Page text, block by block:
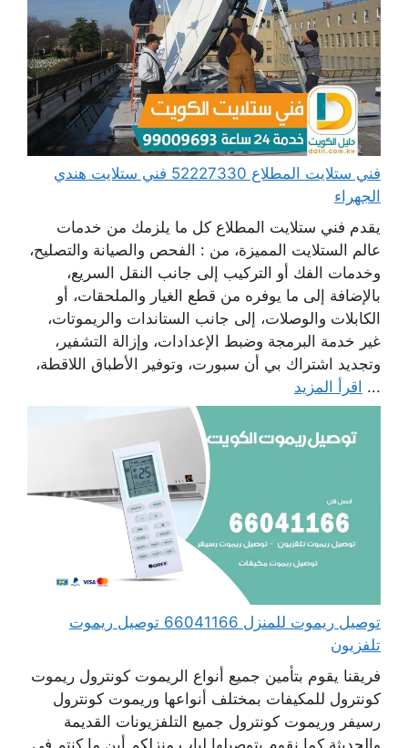
فني ستلايت المطلاع 52227330 فني ستلايت هندي
الجهراء
يقدم فني ستلايت المطلاع كل ما يلزمك من خدمات
عالم الستلايت المميزة، من : الفحص والصيانة والتصليح،
وخدمات الفك أو التركيب إلى جانب النقل السريع،
بالإضافة إلى ما يوفره من قطع الغيار والملحقات، أو
الكابلات والوصلات، إلى جانب الستاندات والريموتات،
غير خدمة البرمجة وضبط الإعدادات، وإزالة التشفير،
وتجديد اشتراك بي أن سبورت، وتوفير الأطباق اللاقطة،
... اقرأ المزيد
توصيل ريموت للمنزل 66041166 توصيل ريموت
تلفزيون
فريقنا يقوم بتأمين جميع أنواع الريموت كونترول ريموت
كونترول للمكيفات بمختلف أنواعها وريموت كونترول
رسيفر وريموت كونترول جميع التلفزيونات القديمة
والحديثة كما نقوم بتوصيلها لباب منزلكم أين ما كنتم في